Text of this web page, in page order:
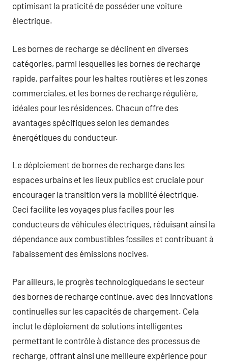
optimisant la praticité de posséder une voiture
électrique.
Les bornes de recharge se déclinent en diverses
catégories, parmi lesquelles les bornes de recharge
rapide, parfaites pour les haltes routières et les zones
commerciales, et les bornes de recharge régulière,
idéales pour les résidences. Chacun offre des
avantages spécifiques selon les demandes
énergétiques du conducteur.
Le déploiement de bornes de recharge dans les
espaces urbains et les lieux publics est cruciale pour
encourager la transition vers la mobilité électrique.
Ceci facilite les voyages plus faciles pour les
conducteurs de véhicules électriques, réduisant ainsi la
dépendance aux combustibles fossiles et contribuant à
l’abaissement des émissions nocives.
Par ailleurs, le progrès technologiquedans le secteur
des bornes de recharge continue, avec des innovations
continuelles sur les capacités de chargement. Cela
inclut le déploiement de solutions intelligentes
permettant le contrôle à distance des processus de
recharge, offrant ainsi une meilleure expérience pour